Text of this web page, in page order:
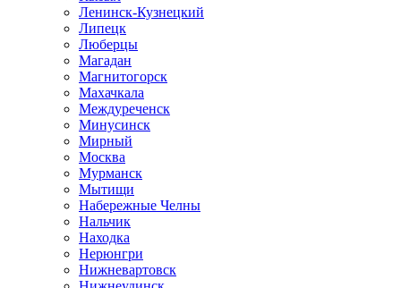
Ленинск-Кузнецкий
Липецк
Люберцы
Магадан
Магнитогорск
Махачкала
Междуреченск
Минусинск
Мирный
Москва
Мурманск
Мытищи
Набережные Челны
Нальчик
Находка
Нерюнгри
Нижневартовск